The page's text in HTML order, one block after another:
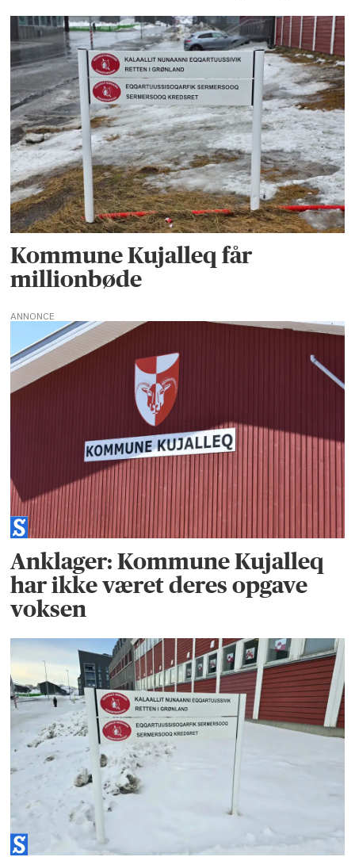
Kommune Kujalleq får
millionbøde
ANNONCE
Anklager: Kommune Kujalleq
har ikke været deres opgave
voksen